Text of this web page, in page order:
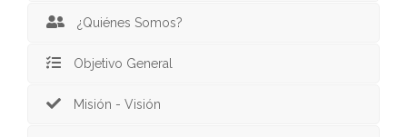
¿Quiénes Somos?
Objetivo General
Misión - Visión